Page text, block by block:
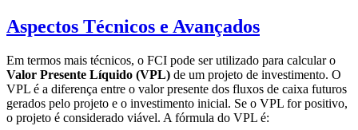
Aspectos Técnicos e Avançados
Em termos mais técnicos, o FCI pode ser utilizado para calcular o
Valor Presente Líquido (VPL) de um projeto de investimento. O
VPL é a diferença entre o valor presente dos fluxos de caixa futuros
gerados pelo projeto e o investimento inicial. Se o VPL for positivo,
o projeto é considerado viável. A fórmula do VPL é: